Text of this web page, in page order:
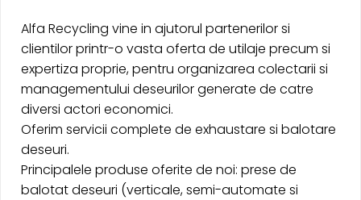
Alfa Recycling vine in ajutorul partenerilor si
clientilor printr-o vasta oferta de utilaje precum si
expertiza proprie, pentru organizarea colectarii si
managementului deseurilor generate de catre
diversi actori economici.
Oferim servicii complete de exhaustare si balotare
deseuri.
Principalele produse oferite de noi: prese de
balotat deseuri (verticale, semi-automate si